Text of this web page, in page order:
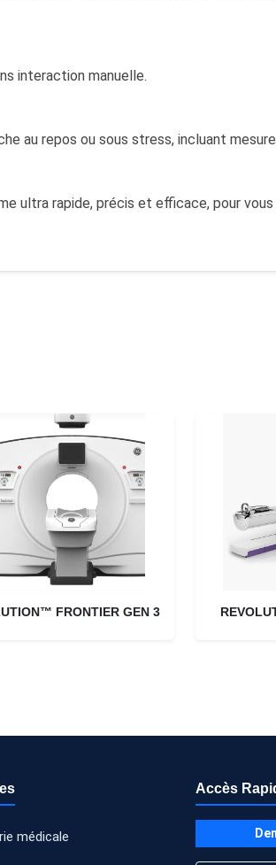
interaction manuelle.
au repos ou sous stress, incluant
ultra rapide, précis et efficace, pour
FRONTIER GEN 3
médicale
Accès